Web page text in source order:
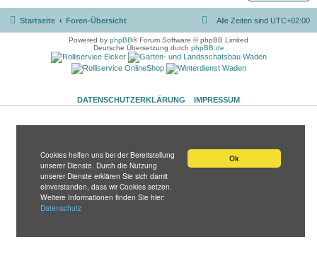
Ok
Cookies helfen uns bei der Bereitstellung
unserer Dienste. Durch die Nutzung
unserer Dienste erklären Sie sich damit
einverstanden, dass wir Cookies setzen.
Weitere Informationen finden Sie hier:
Datenschutz
Startseite Foren-Übersicht Alle Zeiten sind UTC+02:00
Powered by phpBB® Forum Software © phpBB Limited
Deutsche Übersetzung durch phpBB.de
DATENSCHUTZERKLÄRUNG IMPRESSUM